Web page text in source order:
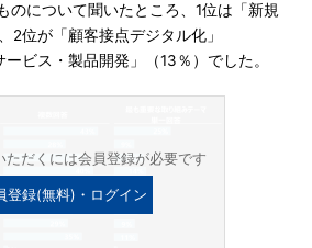
のについて聞いたところ、1位は「新規
2位が「顧客接点デジタル化」
ービス・製品開発」（13％）でした。
ただくには会員登録が必要です
登録(無料)・ログイン